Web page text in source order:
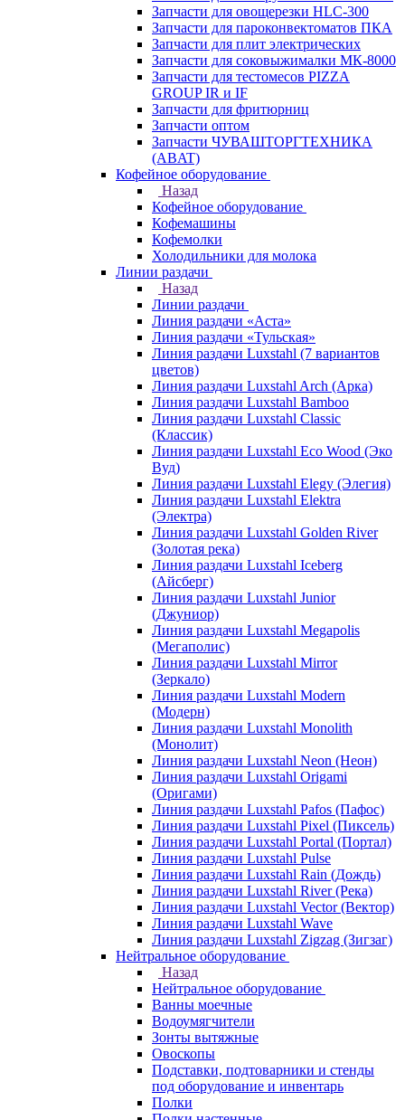
Запчасти для овощерезки HLC-300
Запчасти для пароконвектоматов ПКА
Запчасти для плит электрических
Запчасти для соковыжималки МК-8000
Запчасти для тестомесов PIZZA
GROUP IR и IF
Запчасти для фритюрниц
Запчасти оптом
Запчасти ЧУВАШТОРГТЕХНИКА
(ABAT)
Кофейное оборудование
Назад
Кофейное оборудование
Кофемашины
Кофемолки
Холодильники для молока
Линии раздачи
Назад
Линии раздачи
Линия раздачи «Аста»
Линия раздачи «Тульская»
Линия раздачи Luxstahl (7 вариантов
цветов)
Линия раздачи Luxstahl Arch (Арка)
Линия раздачи Luxstahl Bamboo
Линия раздачи Luxstahl Classic
(Классик)
Линия раздачи Luxstahl Eco Wood (Эко
Вуд)
Линия раздачи Luxstahl Elegy (Элегия)
Линия раздачи Luxstahl Elektra
(Электра)
Линия раздачи Luxstahl Golden River
(Золотая река)
Линия раздачи Luxstahl Iceberg
(Айсберг)
Линия раздачи Luxstahl Junior
(Джуниор)
Линия раздачи Luxstahl Megapolis
(Мегаполис)
Линия раздачи Luxstahl Mirror
(Зеркало)
Линия раздачи Luxstahl Modern
(Модерн)
Линия раздачи Luxstahl Monolith
(Монолит)
Линия раздачи Luxstahl Neon (Неон)
Линия раздачи Luxstahl Origami
(Оригами)
Линия раздачи Luxstahl Pafos (Пафос)
Линия раздачи Luxstahl Pixel (Пиксель)
Линия раздачи Luxstahl Portal (Портал)
Линия раздачи Luxstahl Pulse
Линия раздачи Luxstahl Rain (Дождь)
Линия раздачи Luxstahl River (Река)
Линия раздачи Luxstahl Vector (Вектор)
Линия раздачи Luxstahl Wave
Линия раздачи Luxstahl Zigzag (Зигзаг)
Нейтральное оборудование
Назад
Нейтральное оборудование
Ванны моечные
Водоумягчители
Зонты вытяжные
Овоскопы
Подставки, подтоварники и стенды
под оборудование и инвентарь
Полки